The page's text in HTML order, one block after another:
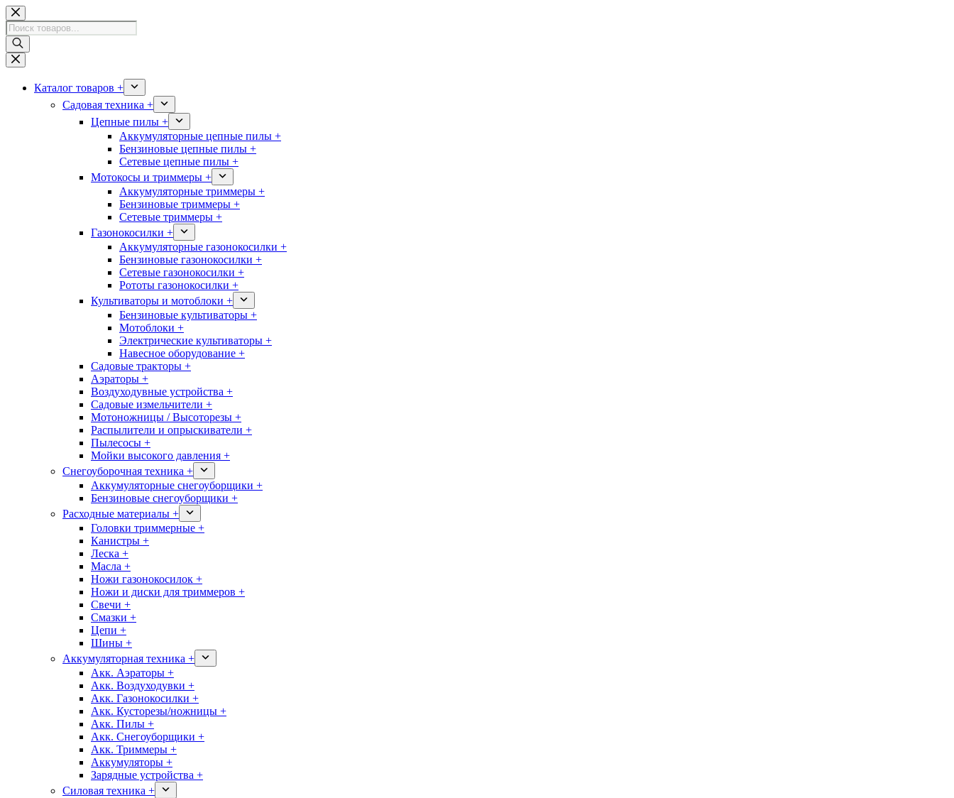
Перейти
к
сути
Поиск
товаров
Каталог товаров +
Садовая техника +
Цепные пилы +
Аккумуляторные цепные пилы +
Бензиновые цепные пилы +
Сетевые цепные пилы +
Мотокосы и триммеры +
Аккумуляторные триммеры +
Бензиновые триммеры +
Сетевые триммеры +
Газонокосилки +
Аккумуляторные газонокосилки +
Бензиновые газонокосилки +
Сетевые газонокосилки +
Рототы газонокосилки +
Культиваторы и мотоблоки +
Бензиновые культиваторы +
Мотоблоки +
Электрические культиваторы +
Навесное оборудование +
Садовые тракторы +
Аэраторы +
Воздуходувные устройства +
Садовые измельчители +
Мотоножницы / Высоторезы +
Распылители и опрыскиватели +
Пылесосы +
Мойки высокого давления +
Снегоуборочная техника +
Аккумуляторные снегоуборщики +
Бензиновые снегоуборщики +
Расходные материалы +
Головки триммерные +
Канистры +
Леска +
Масла +
Ножи газонокосилок +
Ножи и диски для триммеров +
Свечи +
Смазки +
Цепи +
Шины +
Аккумуляторная техника +
Акк. Аэраторы +
Акк. Воздуходувки +
Акк. Газонокосилки +
Акк. Кусторезы/ножницы +
Акк. Пилы +
Акк. Снегоуборщики +
Акк. Триммеры +
Аккумуляторы +
Зарядные устройства +
Силовая техника +